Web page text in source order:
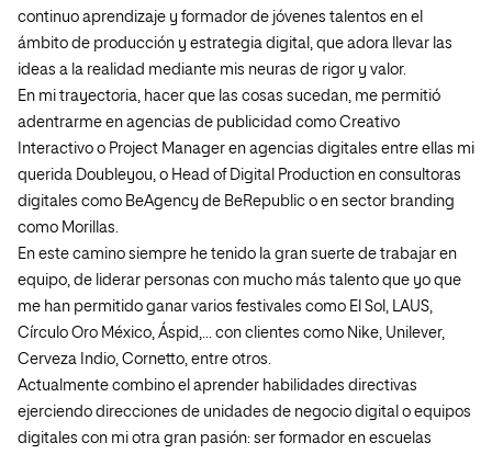
continuo aprendizaje y formador de jóvenes talentos en el
ámbito de producción y estrategia digital, que adora llevar las
ideas a la realidad mediante mis neuras de rigor y valor.
En mi trayectoria, hacer que las cosas sucedan, me permitió
adentrarme en agencias de publicidad como Creativo
Interactivo o Project Manager en agencias digitales entre ellas mi
querida Doubleyou, o Head of Digital Production en consultoras
digitales como BeAgency de BeRepublic o en sector branding
como Morillas.
En este camino siempre he tenido la gran suerte de trabajar en
equipo, de liderar personas con mucho más talento que yo que
me han permitido ganar varios festivales como El Sol, LAUS,
Círculo Oro México, Áspid,… con clientes como Nike, Unilever,
Cerveza Indio, Cornetto, entre otros.
Actualmente combino el aprender habilidades directivas
ejerciendo direcciones de unidades de negocio digital o equipos
digitales con mi otra gran pasión: ser formador en escuelas